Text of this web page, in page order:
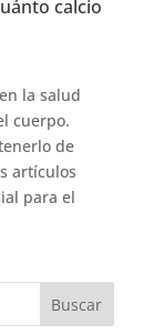
calcio
la salud
cuerpo.
de
artículos
para el
Buscar